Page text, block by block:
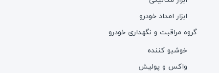
ابزار امداد خودرو
گروه مراقبت و نگهداری خودرو
خوشبو کننده
واکس و پولیش